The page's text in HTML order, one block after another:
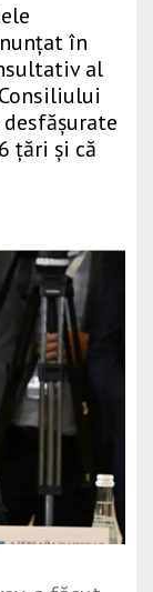
în
al
țări și că